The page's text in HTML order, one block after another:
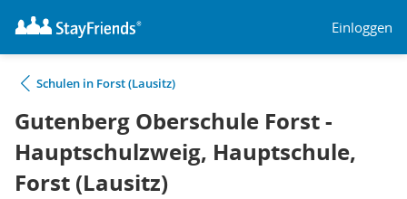
Einloggen
Schulen in Forst (Lausitz)
Gutenberg Oberschule Forst -
Hauptschulzweig, Hauptschule,
Forst (Lausitz)